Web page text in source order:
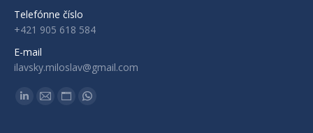
Telefónne číslo
+421 905 618 584
E-mail
ilavsky.miloslav@gmail.com
Find us on:
LinkedinMailWebsiteWhatsapp